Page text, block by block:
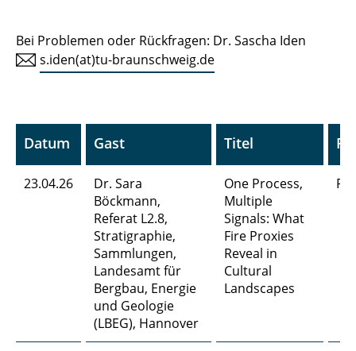
Bei Problemen oder Rückfragen: Dr. Sascha Iden
s.iden(at)tu-braunschweig.de
Datum Gast Titel
23.04.26
Dr. Sara
Böckmann,
Referat L2.8,
Stratigraphie,
Sammlungen,
Landesamt für
Bergbau, Energie
und Geologie
(LBEG), Hannover
One Process,
Multiple
Signals: What
Fire Proxies
Reveal in
Cultural
Landscapes